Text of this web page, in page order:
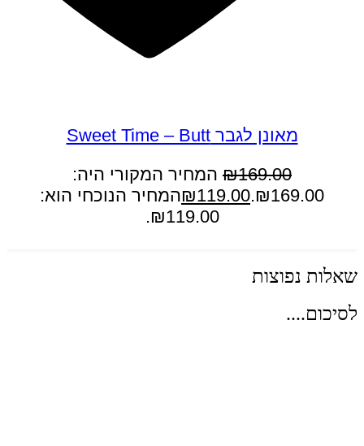
מאונן לגבר Sweet Time – Butt
₪169.00
המחיר המקורי היה:
₪169.00.
₪119.00
המחיר הנוכחי הוא:
₪119.00.
שאלות נפוצות
לסיכום....